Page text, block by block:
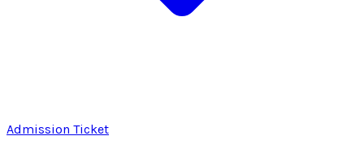
Admission Ticket